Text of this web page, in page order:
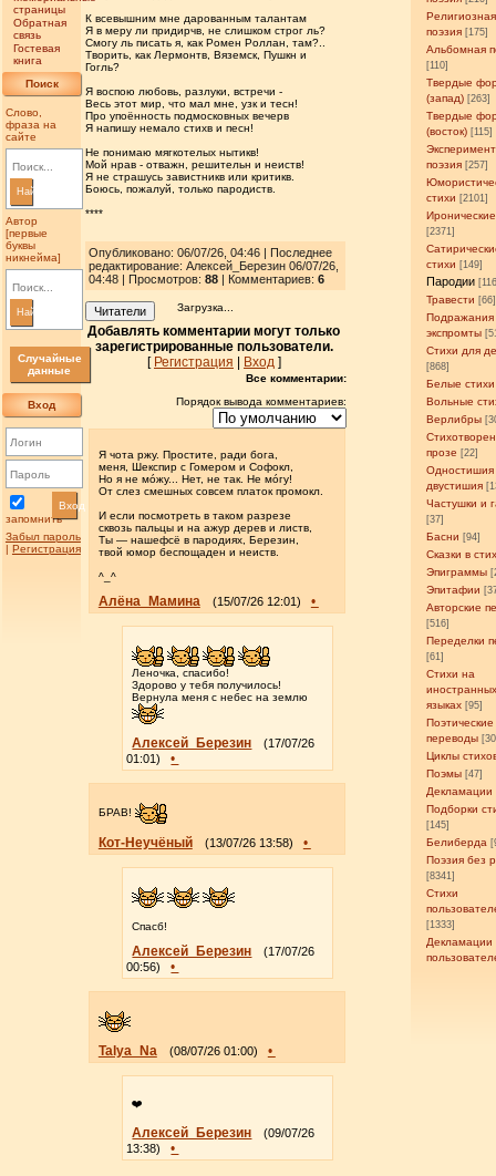
страницы
Обратная
связь
Гостевая
книга
Поиск
Слово,
фраза на
сайте
Найти
Автор
[первые
буквы
никнейма]
Найти
Случайные
данные
Вход
запомнить
Вход
Забыл пароль
| Регистрация
Религиозная
поэзия [175]
Альбомная
[110]
Твердые
(запад) [263]
Твердые
(восток) [115]
поэзия [257]
стихи [2101]
[2371]
стихи [149]
Пародии
Травести [66]
Подражания
экспромты
Стихи для
[868]
Белые стихи
Вольные
Верлибры
прозе [22]
Одностишия
двустишия
Частушки и
[37]
Басни [94]
Сказки в
Эпиграммы
Эпитафии
Авторские
[516]
Переделки
[61]
Стихи на
языках [95]
Поэтические
переводы
Циклы
Поэмы [47]
Декламации
Подборки
[145]
Белиберда
Поэзия без
[8341]
Стихи
[1333]
Декламации
К всевышним мне дарованным талантам
Я в меру ли придирчв, не слишком строг ль?
Смогу ль писать я, как Ромен Роллан, там?..
Творить, как Лермонтв, Вяземск, Пушкн и
Гогль?
Я воспою любовь, разлуки, встречи -
Весь этот мир, что мал мне, узк и тесн!
Про упоённость подмосковных вечерв
Я напишу немало стихв и песн!
Не понимаю мягкотелых нытикв!
Мой нрав - отважн, решительн и неиств!
Я не страшусь завистникв или критикв.
Боюсь, пожалуй, только пародиств.
****
Опубликовано: 06/07/26, 04:46 | Последнее
редактирование: Алексей_Березин 06/07/26,
04:48 | Просмотров: 88| Комментариев: 6
Читатели Загрузка...
Добавлять комментарии могут только
зарегистрированные пользователи.
[ Регистрация Вход]
Все комментарии:
Порядок вывода комментариев:
Я чота ржу. Простите, ради бога,
меня, Шекспир с Гомером и Софокл,
Но я не мóжу... Нет, не так. Не мóгу!
От слез смешных совсем платок промокл.
И если посмотреть в таком разрезе
сквозь пальцы и на ажур дерев и листв,
Ты — нашефсë в пародиях, Березин,
твой юмор беспощаден и неиств.
^_^
Алёна_Мамина (15/07/26 12:01) •
Леночка, спасибо!
Здорово у тебя получилось!
Вернула меня с небес на землю
Алексей_Березин
(17/07/26
01:01)
•
БРАВ!
Кот-Неучёный (13/07/26 13:58) •
Спасб!
Алексей_Березин
(17/07/26
00:56)
•
Talya_Na (08/07/26 01:00) •
❤️
Алексей_Березин
(09/07/26
13:38)
•